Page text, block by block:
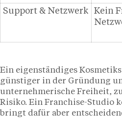
Support & Netzwerk
Kein
Ein eigenständiges
günstiger in der Gründung
unternehmerische Freiheit,
Risiko. Ein Franchise-Studio
bringt dafür aber